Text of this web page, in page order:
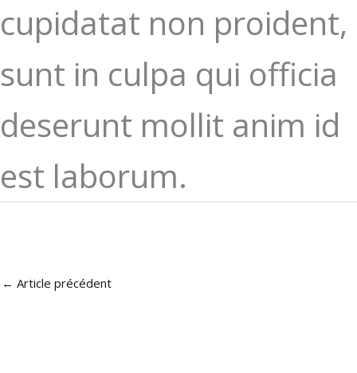
cupidatat non proident,
sunt in culpa qui officia
deserunt mollit anim id
est laborum.
← Article précédent